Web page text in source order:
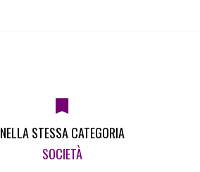
NELLA STESSA CATEGORIA
SOCIETÀ